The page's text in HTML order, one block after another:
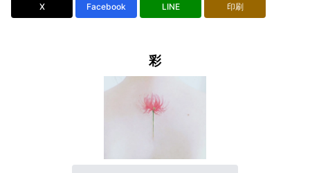
X Facebook LINE 印刷
彩